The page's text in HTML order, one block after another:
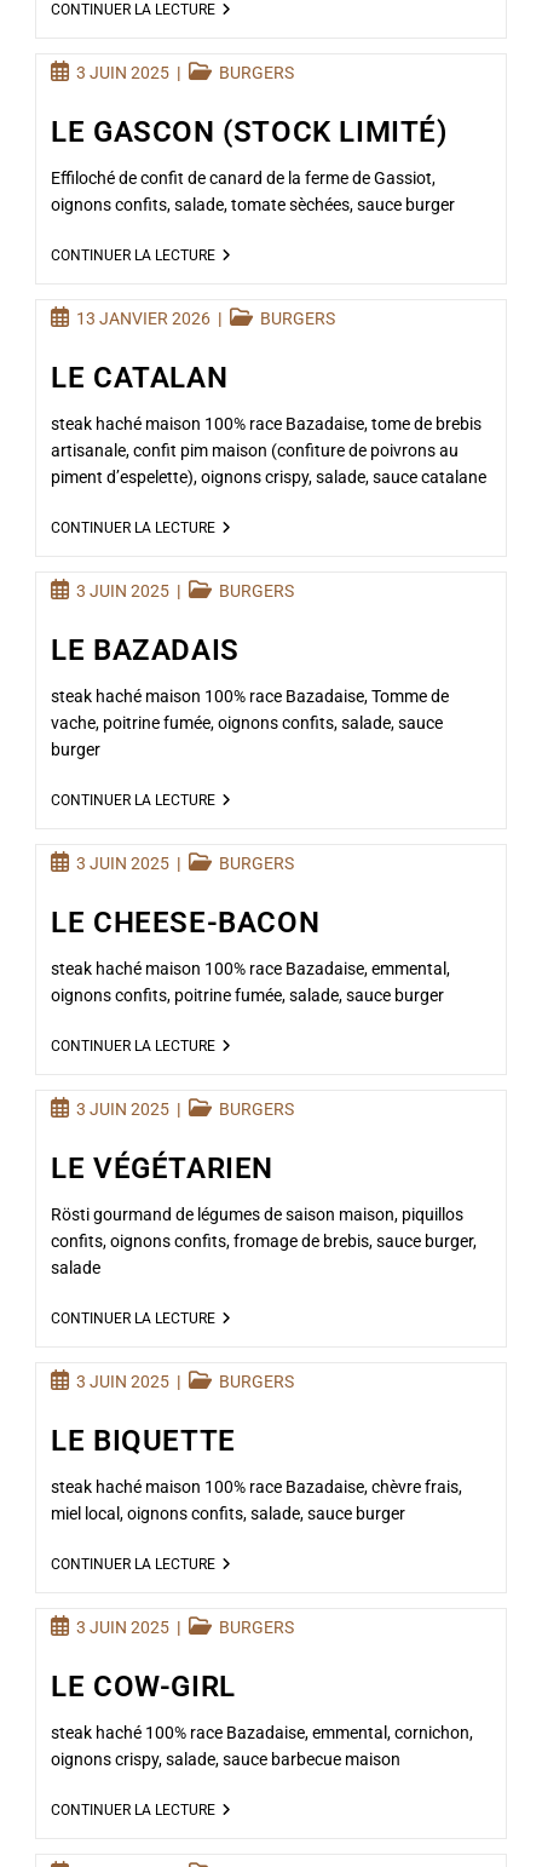
CONTINUER LA LECTURE
3 JUIN 2025 BURGERS
LE GASCON (STOCK LIMITÉ)
Effiloché de confit de canard de la ferme de Gassiot,
oignons confits, salade, tomate sèchées, sauce burger
CONTINUER LA LECTURE
13 JANVIER 2026 BURGERS
LE CATALAN
steak haché maison 100% race Bazadaise, tome de brebis
artisanale, confit pim maison (confiture de poivrons au
piment d’espelette), oignons crispy, salade, sauce catalane
CONTINUER LA LECTURE
3 JUIN 2025 BURGERS
LE BAZADAIS
steak haché maison 100% race Bazadaise, Tomme de
vache, poitrine fumée, oignons confits, salade, sauce
burger
CONTINUER LA LECTURE
3 JUIN 2025 BURGERS
LE CHEESE-BACON
steak haché maison 100% race Bazadaise, emmental,
oignons confits, poitrine fumée, salade, sauce burger
CONTINUER LA LECTURE
3 JUIN 2025 BURGERS
LE VÉGÉTARIEN
Rösti gourmand de légumes de saison maison, piquillos
confits, oignons confits, fromage de brebis, sauce burger,
salade
CONTINUER LA LECTURE
3 JUIN 2025 BURGERS
LE BIQUETTE
steak haché maison 100% race Bazadaise, chèvre frais,
miel local, oignons confits, salade, sauce burger
CONTINUER LA LECTURE
3 JUIN 2025 BURGERS
LE COW-GIRL
steak haché 100% race Bazadaise, emmental, cornichon,
oignons crispy, salade, sauce barbecue maison
CONTINUER LA LECTURE